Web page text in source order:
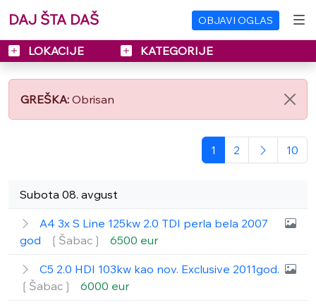
DAJ ŠTA DAŠ OBJAVI OGLAS
LOKACIJE KATEGORIJE
GREŠKA: Obrisan
1 2 10
Subota 08. avgust
A4 3x S Line 125kw 2.0 TDI perla bela 2007
god
❲Šabac❳ 6500 eur
C5 2.0 HDI 103kw kao nov. Exclusive 2011god.
❲Šabac❳
6000 eur